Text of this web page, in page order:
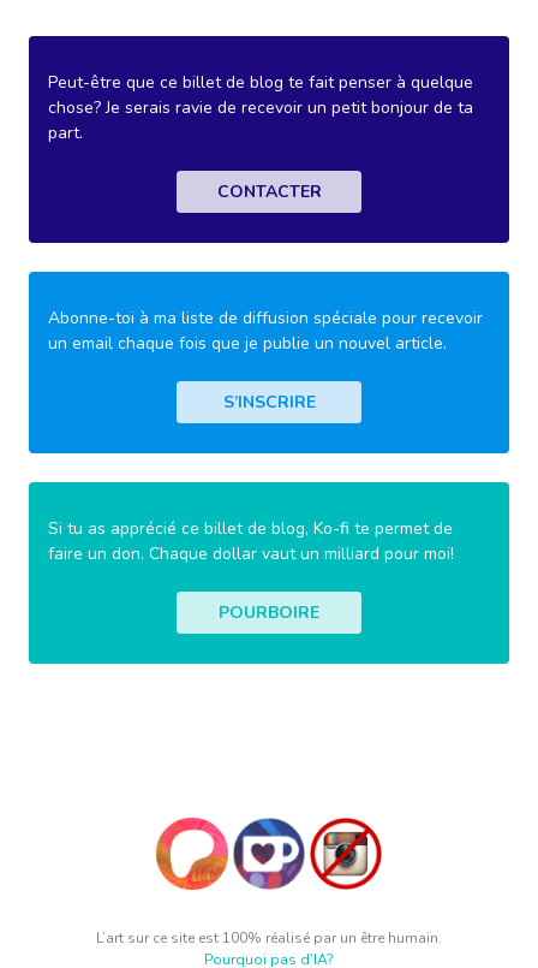
Peut-être que ce billet de blog te fait penser à quelque
chose? Je serais ravie de recevoir un petit bonjour de ta
part.
CONTACTER
Abonne-toi à ma liste de diffusion spéciale pour recevoir
un email chaque fois que je publie un nouvel article.
S’INSCRIRE
Si tu as apprécié ce billet de blog, Ko-fi te permet de
faire un don. Chaque dollar vaut un milliard pour moi!
POURBOIRE
L’art sur ce site est 100% réalisé par un être humain.
Pourquoi pas d’IA?